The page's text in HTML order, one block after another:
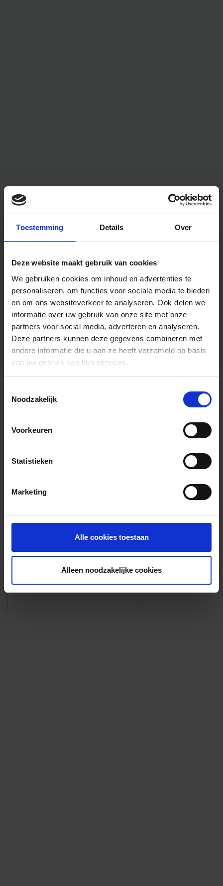
Toestemming Details Over
Deze website maakt gebruik van cookies
We gebruiken cookies om inhoud en advertenties te
personaliseren, om functies voor sociale media te bieden
en om ons websiteverkeer te analyseren. Ook delen we
informatie over uw gebruik van onze site met onze
partners voor social media, adverteren en analyseren.
Deze partners kunnen deze gegevens combineren met
andere informatie die u aan ze heeft verzameld op basis
van uw gebruik van hun services.
Noodzakelijk
Voorkeuren
Statistieken
Marketing
Alle cookies toestaan
Alleen noodzakelijke cookies
Algemene informatie
Foto’s ({{photos.length}})
Eigen foto’s